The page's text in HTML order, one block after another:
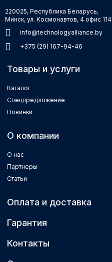
220025, Республика Беларусь,
Минск, ул. Космонавтов, 4 офис 114
info@technologyalliance.by
+375 (29) 167-94-46
Товары и услуги
Каталог
Спецпредложение
Новинки
О компании
О нас
Партнеры
Статьи
Оплата и доставка
Гарантия
Контакты